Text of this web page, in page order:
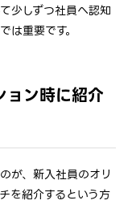
少しずつ社員へ認知
は重要です。
ン時に紹介
が、新入社員のオリ
を紹介するという方